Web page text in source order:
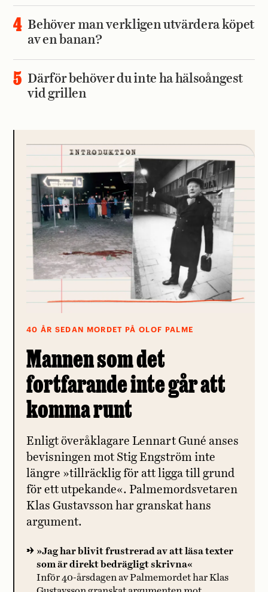
Behöver man verkligen utvärdera köpet
av en banan?
Därför behöver du inte ha hälsoångest
vid grillen
40 ÅR SEDAN MORDET PÅ OLOF PALME
Mannen som det
fortfarande inte går att
komma runt
Enligt överåklagare Lennart Guné anses
bevisningen mot Stig Engström inte
längre »tillräcklig för att ligga till grund
för ett utpekande«. Palmemordsvetaren
Klas Gustavsson har granskat hans
argument.
»Jag har blivit frustrerad av att läsa texter
som är direkt bedrägligt skrivna«
Inför 40-årsdagen av Palmemordet har Klas